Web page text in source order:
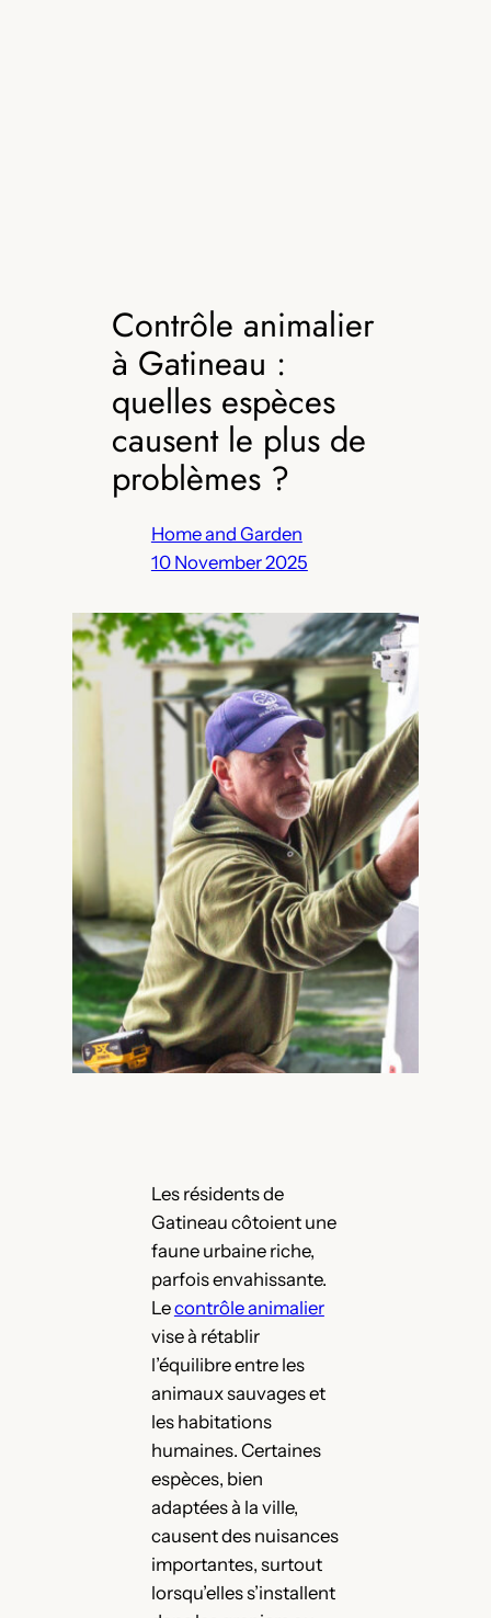
Contrôle animalier
à Gatineau :
quelles espèces
causent le plus de
problèmes ?
Home and Garden
10 November 2025
Les résidents de
Gatineau côtoient une
faune urbaine riche,
parfois envahissante.
Lecontrôle animalier
vise à rétablir
l’équilibre entre les
animaux sauvages et
les habitations
humaines. Certaines
espèces, bien
adaptées à la ville,
causent des nuisances
importantes, surtout
lorsqu’elles s’installent